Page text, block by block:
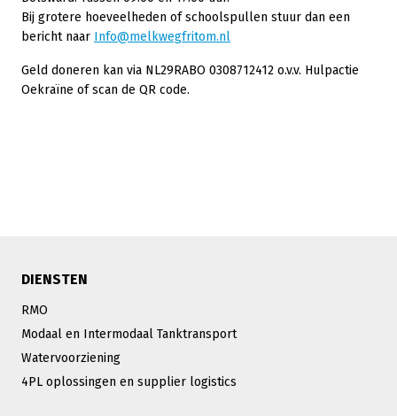
Bij grotere hoeveelheden of schoolspullen stuur dan een
bericht naar Info@melkwegfritom.nl
Geld doneren kan via NL29RABO 0308712412 o.v.v. Hulpactie
Oekraïne of scan de QR code.
DIENSTEN
RMO
Modaal en Intermodaal Tanktransport
Watervoorziening
4PL oplossingen en supplier logistics